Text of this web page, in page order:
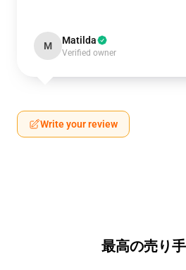
M Matilda
Verified owner
Write your review
最高の売り